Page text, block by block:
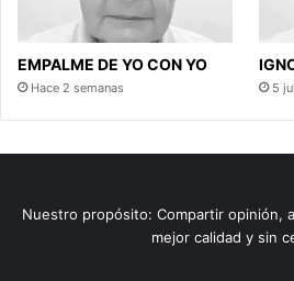
EMPALME DE YO CON YO
Hace 2 semanas 5
Nuestro propósito: Compartir opinión,
mejor calidad y sin